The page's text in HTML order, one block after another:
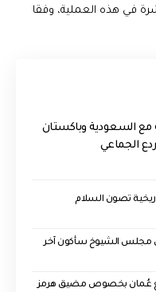
في هذه العملية، وفقا
مع السعودية وباكستان
الجماعي
تصون السلام
مجلس الشيوخ سأكون آخر
مع عُمان بخصوص مضيق هرمز